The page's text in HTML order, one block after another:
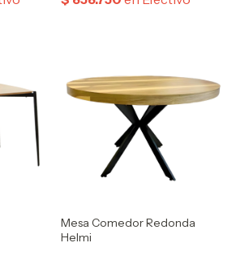
Mesa Comedor Redonda
Helmi